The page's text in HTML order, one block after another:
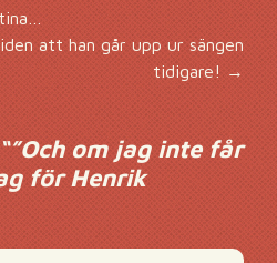
att han går upp ur sängen
tidigare! →
”Och om jag inte får
för Henrik